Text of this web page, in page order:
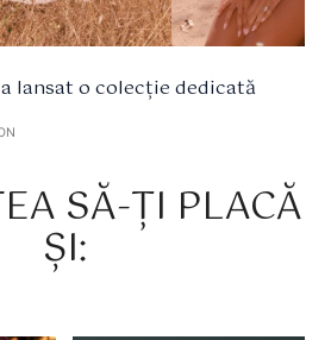
lansat o colecție dedicată
SĂ-ȚI PLACĂ
ȘI: